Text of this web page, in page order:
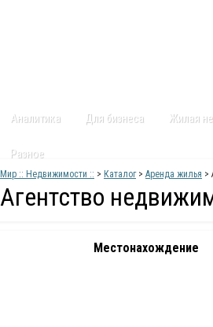
Аналитика Для бизнеса Жилая
Разное
Мир :: Недвижимости :: > Каталог> Аренда жилья >
Агентство
Местонахождение